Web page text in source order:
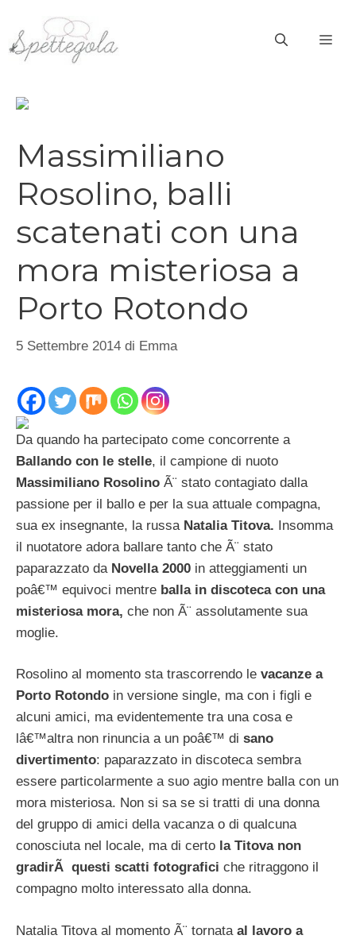
contenuto
Massimiliano
Rosolino, balli
scatenati con una
mora misteriosa a
Porto Rotondo
5 Settembre 2014 di Emma
Da quando ha partecipato come concorrente a
Ballando con le stelle, il campione di nuoto
Massimiliano Rosolino Ã¨ stato contagiato dalla
passione per il ballo e per la sua attuale compagna,
sua ex insegnante, la russa Natalia Titova. Insomma
il nuotatore adora ballare tanto che Ã¨ stato
paparazzato da Novella 2000 in atteggiamenti un
poâ€™ equivoci mentre balla in discoteca con una
misteriosa mora, che non Ã¨ assolutamente sua
moglie.
Rosolino al momento sta trascorrendo le vacanze a
Porto Rotondo in versione single, ma con i figli e
alcuni amici, ma evidentemente tra una cosa e
lâ€™altra non rinuncia a un poâ€™ di sano
divertimento: paparazzato in discoteca sembra
essere particolarmente a suo agio mentre balla con un
mora misteriosa. Non si sa se si tratti di una donna
del gruppo di amici della vacanza o di qualcuna
conosciuta nel locale, ma di certo la Titova non
gradirÃ questi scatti fotografici che ritraggono il
compagno molto interessato alla donna.
Natalia Titova al momento Ã¨ tornata al lavoro a